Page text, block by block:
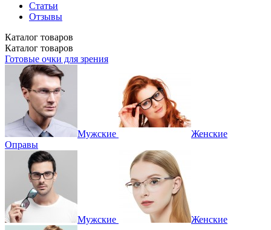
Статьи
Отзывы
Каталог товаров
Каталог товаров
Готовые очки для зрения
Мужские
Женские
Оправы
Мужские Женские